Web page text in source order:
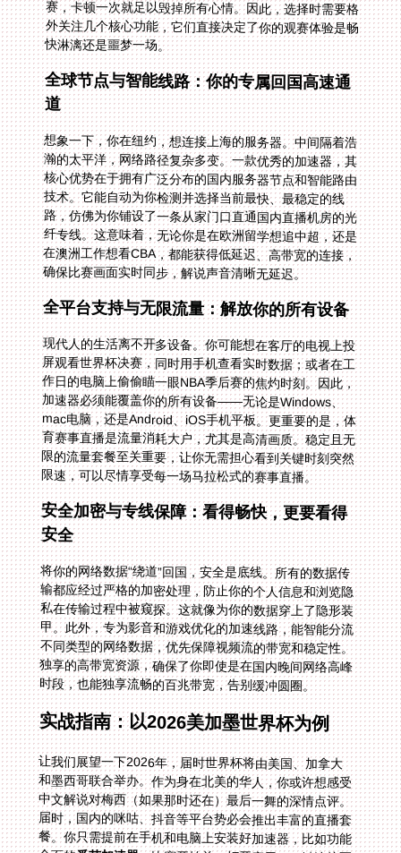
快淋漓还是噩梦一场。
全球节点与智能线路：你的专属回国高速通
道
想象一下，你在纽约，想连接上海的服务器。中间隔着浩
瀚的太平洋，网络路径复杂多变。一款优秀的加速器，其
核心优势在于拥有广泛分布的国内服务器节点和智能路由
技术。它能自动为你检测并选择当前最快、最稳定的线
路，仿佛为你铺设了一条从家门口直通国内直播机房的光
纤专线。这意味着，无论你是在欧洲留学想追中超，还是
在澳洲工作想看CBA，都能获得低延迟、高带宽的连接，
确保比赛画面实时同步，解说声音清晰无延迟。
全平台支持与无限流量：解放你的所有设备
现代人的生活离不开多设备。你可能想在客厅的电视上投
屏观看世界杯决赛，同时用手机查看实时数据；或者在工
作日的电脑上偷偷瞄一眼NBA季后赛的焦灼时刻。因此，
加速器必须能覆盖你的所有设备——无论是Windows、
mac电脑，还是Android、iOS手机平板。更重要的是，体
育赛事直播是流量消耗大户，尤其是高清画质。稳定且无
限的流量套餐至关重要，让你无需担心看到关键时刻突然
限速，可以尽情享受每一场马拉松式的赛事直播。
安全加密与专线保障：看得畅快，更要看得
安全
将你的网络数据“绕道”回国，安全是底线。所有的数据传
输都应经过严格的加密处理，防止你的个人信息和浏览隐
私在传输过程中被窥探。这就像为你的数据穿上了隐形装
甲。此外，专为影音和游戏优化的加速线路，能智能分流
不同类型的网络数据，优先保障视频流的带宽和稳定性。
独享的高带宽资源，确保了你即使是在国内晚间网络高峰
时段，也能独享流畅的百兆带宽，告别缓冲圆圈。
实战指南：以2026美加墨世界杯为例
让我们展望一下2026年，届时世界杯将由美国、加拿大
和墨西哥联合举办。作为身在北美的华人，你或许想感受
中文解说对梅西（如果那时还在）最后一舞的深情点评。
届时，国内的咪咕、抖音等平台势必会推出丰富的直播套
餐。你只需提前在手机和电脑上安装好加速器，比如功能